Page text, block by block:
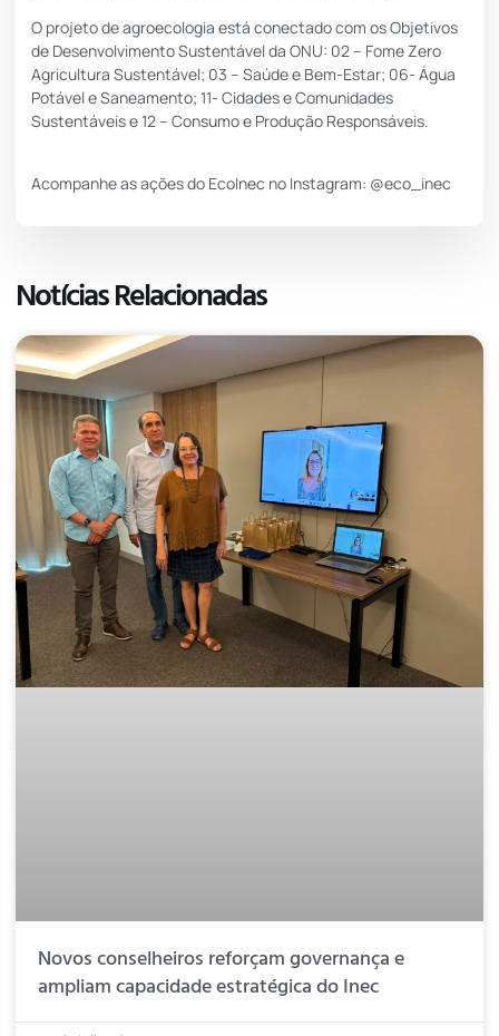
O projeto de agroecologia está conectado com os Objetivos
de Desenvolvimento Sustentável da ONU: 02 – Fome Zero
Agricultura Sustentável; 03 – Saúde e Bem-Estar; 06- Água
Potável e Saneamento; 11- Cidades e Comunidades
Sustentáveis e 12 – Consumo e Produção Responsáveis.
Acompanhe as ações do EcoInec no Instagram: @eco_inec
Notícias Relacionadas
Novos conselheiros reforçam governança e
ampliam capacidade estratégica do Inec